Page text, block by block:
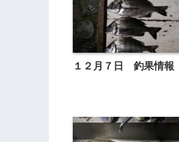
１２月７日 釣果情報